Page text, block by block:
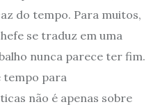
do tempo. Para muitos,
se traduz em uma
nunca parece ter fim.
tempo para
não é apenas sobre